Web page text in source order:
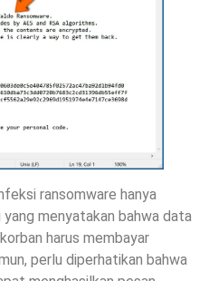
ransomware hanya
menyatakan bahwa data
harus membayar
perlu diperhatikan bahwa